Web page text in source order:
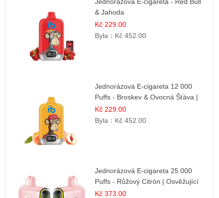
& Jahoda
Kč 229.00
Byla： Kč 452.00
Jednorázová E-cigareta 12 000
Puffs - Broskev & Ovocná Šťáva |
Osvěžující ovocná směs
Kč 229.00
Byla： Kč 452.00
Jednorázová E-cigareta 25 000
Puffs - Růžový Citrón | Osvěžující
citrusová příchuť
Kč 373.00